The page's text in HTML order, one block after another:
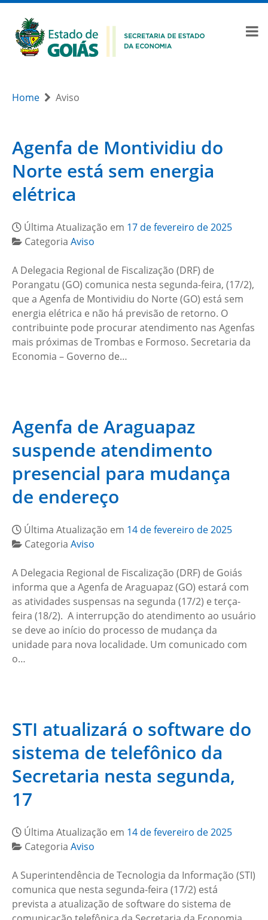
Home Aviso
Agenfa de Montividiu do
Norte está sem energia
elétrica
Última Atualização em 17 de fevereiro de 2025
Categoria Aviso
A Delegacia Regional de Fiscalização (DRF) de
Porangatu (GO) comunica nesta segunda-feira, (17/2),
que a Agenfa de Montividiu do Norte (GO) está sem
energia elétrica e não há previsão de retorno. O
contribuinte pode procurar atendimento nas Agenfas
mais próximas de Trombas e Formoso. Secretaria da
Economia – Governo de…
Agenfa de Araguapaz
suspende atendimento
presencial para mudança
de endereço
Última Atualização em 14 de fevereiro de 2025
Categoria Aviso
A Delegacia Regional de Fiscalização (DRF) de Goiás
informa que a Agenfa de Araguapaz (GO) estará com
as atividades suspensas na segunda (17/2) e terça-
feira (18/2). A interrupção do atendimento ao usuário
se deve ao início do processo de mudança da
unidade para nova localidade. Um comunicado com
o…
STI atualizará o software do
sistema de telefônico da
Secretaria nesta segunda,
17
Última Atualização em 14 de fevereiro de 2025
Categoria Aviso
A Superintendência de Tecnologia da Informação (STI)
comunica que nesta segunda-feira (17/2) está
prevista a atualização de software do sistema de